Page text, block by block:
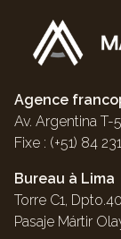
Agence
Av. Argentina T-
Fixe : (+51) 84
Bureau à Lima
Torre C1,
Pasaje Mártir